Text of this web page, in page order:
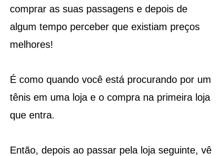
comprar as suas passagens e depois de
algum tempo perceber que existiam preços
melhores!
É como quando você está procurando por um
tênis em uma loja e o compra na primeira loja
que entra.
Então, depois ao passar pela loja seguinte, vê